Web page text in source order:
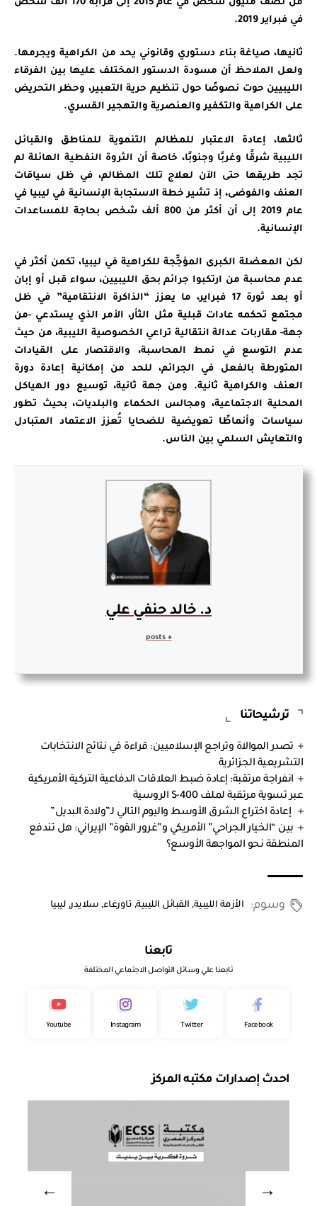
من نصف مليون شخص في عام 2015 إلى قرابة 170 ألف شخص
في فبراير 2019.
ثانيها، صياغة بناء دستوري وقانوني يحد من الكراهية ويجرمها.
ولعل الملاحظ أن مسودة الدستور المختلف عليها بين الفرقاء
الليبيين حوت نصوصًا حول تنظيم حرية التعبير، وحظر التحريض
على الكراهية والتكفير والعنصرية والتهجير القسري.
ثالثها، إعادة الاعتبار للمظالم التنموية للمناطق والقبائل
الليبية شرقًا وغربًا وجنوبًا، خاصة أن الثروة النفطية الهائلة لم
تجد طريقها حتى الآن لعلاج تلك المظالم، في ظل سياقات
العنف والفوضى، إذ تشير خطة الاستجابة الإنسانية في ليبيا في
عام 2019 إلى أن أكثر من 800 ألف شخص بحاجة للمساعدات
الإنسانية.
لكن المعضلة الكبرى المؤجِّجة للكراهية في ليبيا، تكمن أكثر في
عدم محاسبة من ارتكبوا جرائم بحق الليبيين، سواء قبل أو إبان
أو بعد ثورة 17 فبراير، ما يعزز “الذاكرة الانتقامية” في ظل
مجتمع تحكمه عادات قبلية مثل الثأر، الأمر الذي يستدعي -من
جهة- مقاربات عدالة انتقالية تراعي الخصوصية الليبية، من حيث
عدم التوسع في نمط المحاسبة، والاقتصار على القيادات
المتورطة بالفعل في الجرائم، للحد من إمكانية إعادة دورة
العنف والكراهية ثانية. ومن جهة ثانية، توسيع دور الهياكل
المحلية الاجتماعية، ومجالس الحكماء والبلديات، بحيث تطور
سياسات وأنماطًا تعويضية للضحايا تُعزز الاعتماد المتبادل
والتعايش السلمي بين الناس.
د. خالد حنفي علي
ترشيحاتنا
تصدر الموالاة وتراجع الإسلاميين: قراءة في نتائج الانتخابات
التشريعية الجزائرية
انفراجة مرتقبة: إعادة ضبط العلاقات الدفاعية التركية الأمريكية
عبر تسوية مرتقبة لملف S-400 الروسية
إعادة اختراع الشرق الأوسط واليوم التالي لـ”ولادة البديل”
بين “الخيار الجراحي” الأمريكي و”غرور القوة” الإيراني: هل تندفع
المنطقة نحو المواجهة الأوسع؟
وسوم: الأزمة الليبية,القبائل الليبية,تاورغاء,سلايدر,ليبيا
تابعنا
تابعنا علي وسائل التواصل الاجتماعي المختلفة
Facebook
Twitter
Instagram
Youtube
احدث إصدارات مكتبه المركز